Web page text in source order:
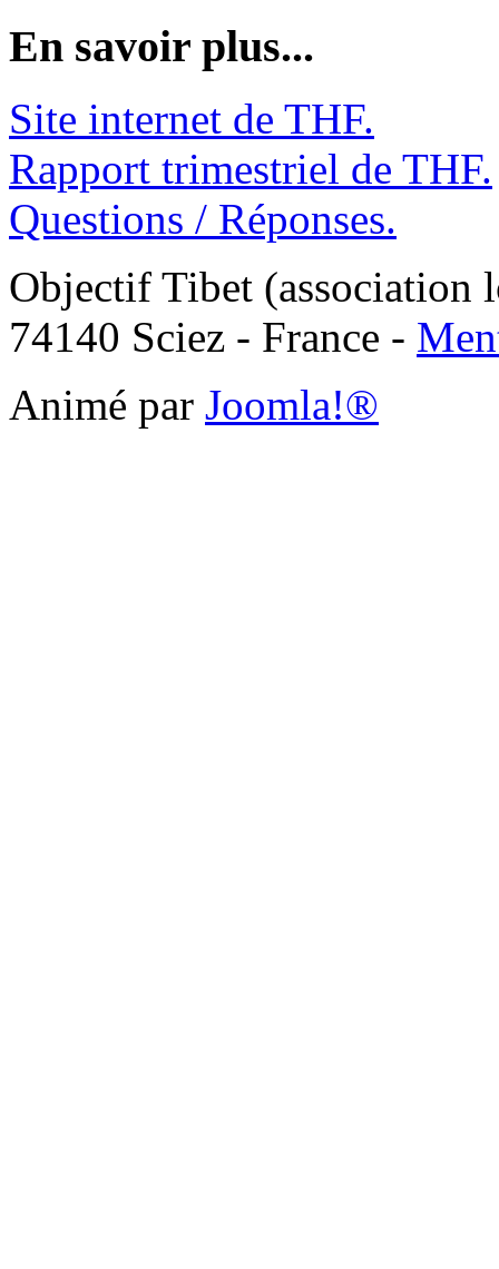
En savoir plus...
Site internet de THF.
Rapport trimestriel de THF.
Questions / Réponses.
Objectif Tibet (association
74140 Sciez - France -
Animé par Joomla!®